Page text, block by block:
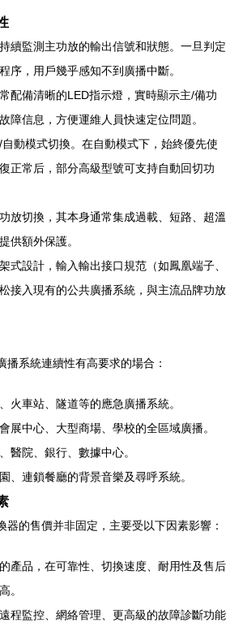
持續監測主功放的輸出信號和狀態。一旦判定
序，用戶幾乎感知不到廣播中斷。
配備清晰的LED指示燈，實時顯示主/備功
障信息，方便運維人員快速定位問題。
自動模式切換。在自動模式下，始終優先使
正常后，部分高級型號可支持自動回切功
放切換，其本身通常集成過載、短路、超溫
供額外保護。
式設計，輸入輸出接口規范（如鳳凰端子、
接入現有的公共廣播系統，與主流品牌功放
播系統連續性有高要求的場合：
火車站、隧道等的應急廣播系統。
展中心、大型商場、學校的全區域廣播。
醫院、銀行、數據中心。
、連鎖餐廳的背景音樂及尋呼系統。
器的售價并非固定，主要受以下因素影響：
產品，在可靠性、切換速度、耐用性及售后
。
程監控、網絡管理、更高級的故障診斷功能